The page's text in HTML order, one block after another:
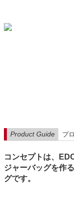
Product Guide プ
コンセプトは、
ジャーバッグを作
グです。